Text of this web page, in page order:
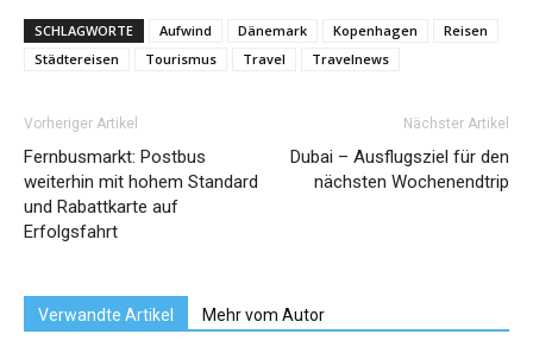
SCHLAGWORTE Aufwind Dänemark Kopenhagen
Reisen
Städtereisen
Tourismus Travel Travelnews
Vorheriger Artikel
Fernbusmarkt: Postbus
weiterhin mit hohem Standard
und Rabattkarte auf
Erfolgsfahrt
Nächster Artikel
Dubai – Ausflugsziel für den
nächsten Wochenendtrip
Verwandte Artikel Mehr vom Autor